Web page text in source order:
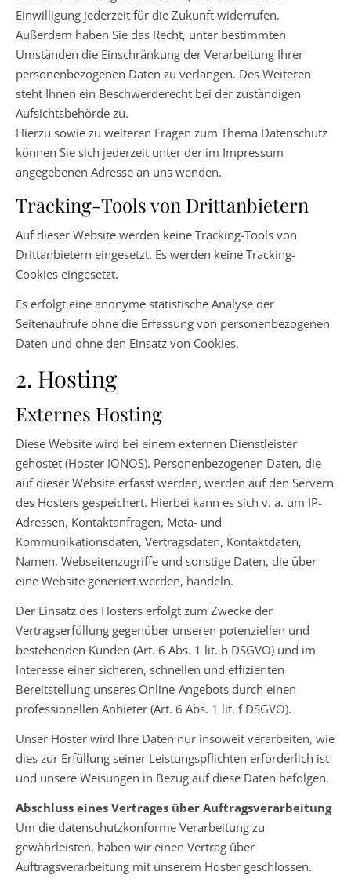
Einwilligung jederzeit für die Zukunft widerrufen.
Außerdem haben Sie das Recht, unter bestimmten
Umständen die Einschränkung der Verarbeitung Ihrer
personenbezogenen Daten zu verlangen. Des Weiteren
steht Ihnen ein Beschwerderecht bei der zuständigen
Aufsichtsbehörde zu.
Hierzu sowie zu weiteren Fragen zum Thema Datenschutz
können Sie sich jederzeit unter der im Impressum
angegebenen Adresse an uns wenden.
Tracking-Tools von Drittanbietern
Auf dieser Website werden keine Tracking-Tools von
Drittanbietern eingesetzt. Es werden keine Tracking-
Cookies eingesetzt.
Es erfolgt eine anonyme statistische Analyse der
Seitenaufrufe ohne die Erfassung von personenbezogenen
Daten und ohne den Einsatz von Cookies.
2. Hosting
Externes Hosting
Diese Website wird bei einem externen Dienstleister
gehostet (Hoster IONOS). Personenbezogenen Daten, die
auf dieser Website erfasst werden, werden auf den Servern
des Hosters gespeichert. Hierbei kann es sich v. a. um IP-
Adressen, Kontaktanfragen, Meta- und
Kommunikationsdaten, Vertragsdaten, Kontaktdaten,
Namen, Webseitenzugriffe und sonstige Daten, die über
eine Website generiert werden, handeln.
Der Einsatz des Hosters erfolgt zum Zwecke der
Vertragserfüllung gegenüber unseren potenziellen und
bestehenden Kunden (Art. 6 Abs. 1 lit. b DSGVO) und im
Interesse einer sicheren, schnellen und effizienten
Bereitstellung unseres Online-Angebots durch einen
professionellen Anbieter (Art. 6 Abs. 1 lit. f DSGVO).
Unser Hoster wird Ihre Daten nur insoweit verarbeiten, wie
dies zur Erfüllung seiner Leistungspflichten erforderlich ist
und unsere Weisungen in Bezug auf diese Daten befolgen.
Abschluss eines Vertrages über Auftragsverarbeitung
Um die datenschutzkonforme Verarbeitung zu
gewährleisten, haben wir einen Vertrag über
Auftragsverarbeitung mit unserem Hoster geschlossen.